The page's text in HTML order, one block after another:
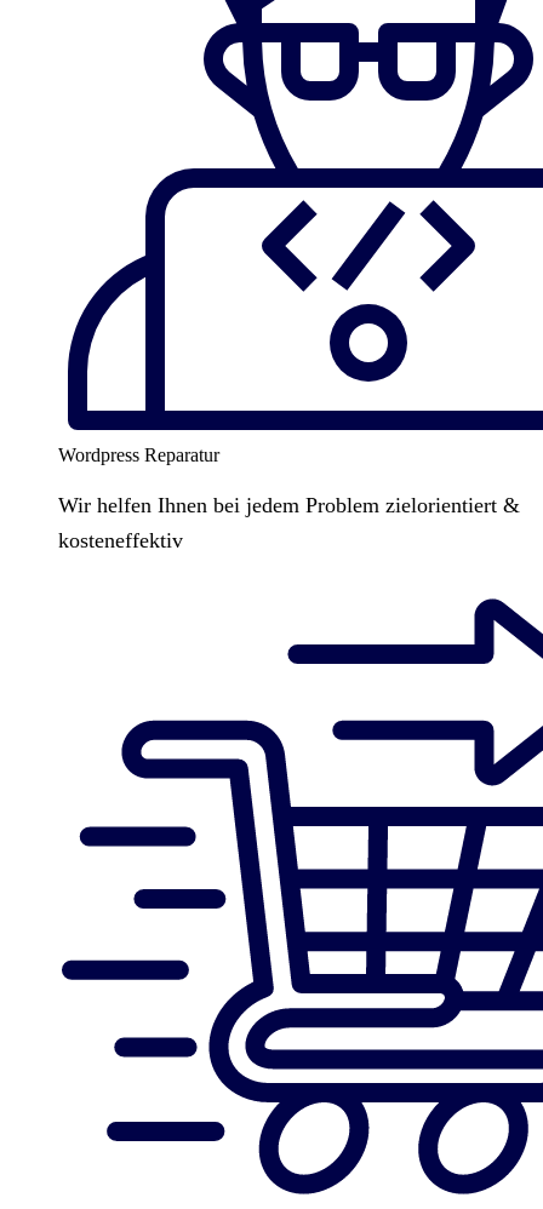
Wordpress Reparatur
Wir helfen Ihnen bei jedem Problem zielorientiert &
kosteneffektiv